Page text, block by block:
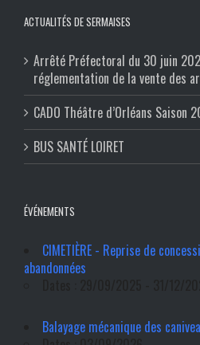
ACTUALITÉS DE SERMAISES
Arrêté Préfectoral du 30 juin
réglementation de la vente des
CADO Théâtre d’Orléans Saison
BUS SANTÉ LOIRET
ÉVÉNEMENTS
CIMETIÈRE - Reprise de
abandonnées
Balayage mécanique des